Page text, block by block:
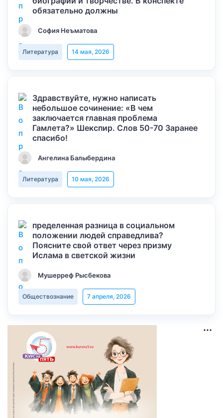
обязательно должны
София Неъматова
Литература 14 мая, 2026
Здравствуйте, нужно написать
небольшое сочинение: «В чем
заключается главная проблема
Гамлета?» Шекспир. Слов 50-70 Заранее
спасибо!
Ангелина Балыбердина
Литература 10 мая, 2026
пределенная разница в социальном
положении людей справедлива?
Поясните свой ответ через призму
Ислама в светской жизни
Мушерреф Рысбекова
Обществознание 7 апреля, 2026